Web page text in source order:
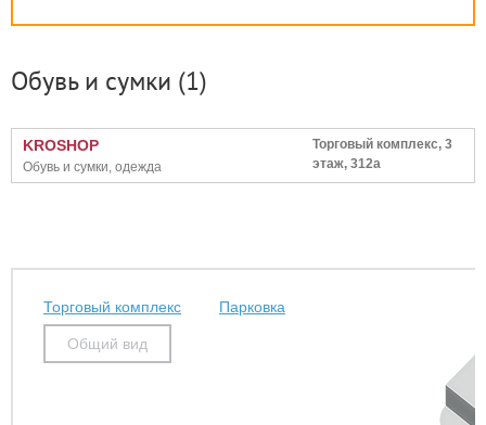
Обувь и сумки (1)
KROSHOP
Обувь и сумки, одежда
Торговый комплекс, 3
этаж, 312а
Торговый комплекс Парковка
Общий вид